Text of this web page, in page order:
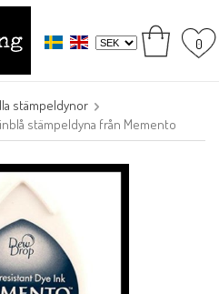
0
stämpeldynor
stämpeldyna från Memento